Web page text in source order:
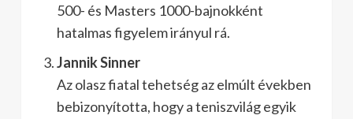
500- és Masters 1000-bajnokként
hatalmas figyelem irányul rá.
Jannik Sinner
Az olasz fiatal tehetség az elmúlt években
bebizonyította, hogy a teniszvilág egyik